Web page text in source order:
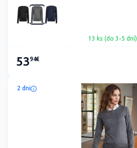
13 ks (do 3-5 dní)
5394€
2 dni